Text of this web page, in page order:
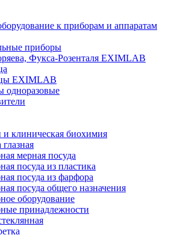
к приборам и аппаратам
приборы
Фукса-Розенталя EXIMLAB
EXIMLAB
одноразовые
и клиническая биохимия
мерная посуда
посуда из пластика
посуда из фарфора
посуда общего назначения
оборудование
принадлежности